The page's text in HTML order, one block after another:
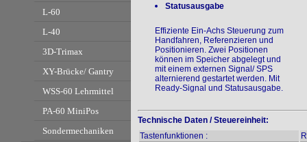
L-60
L-40
3D-Trimax
XY-Brücke/ Gantry
WSS-60 Lehrmittel
PA-60 MiniPos
Sondermechaniken
Statusausgabe
Effiziente Ein-Achs Steuerung zum
Handfahren, Referenzieren und
Positionieren. Zwei Positionen
können im Speicher abgelegt und
mit einem externen Signal/ SPS
alternierend gestartet werden. Mit
Ready-Signal und Statusausgabe.
Technische Daten / Steuereinheit:
Tastenfunktionen :